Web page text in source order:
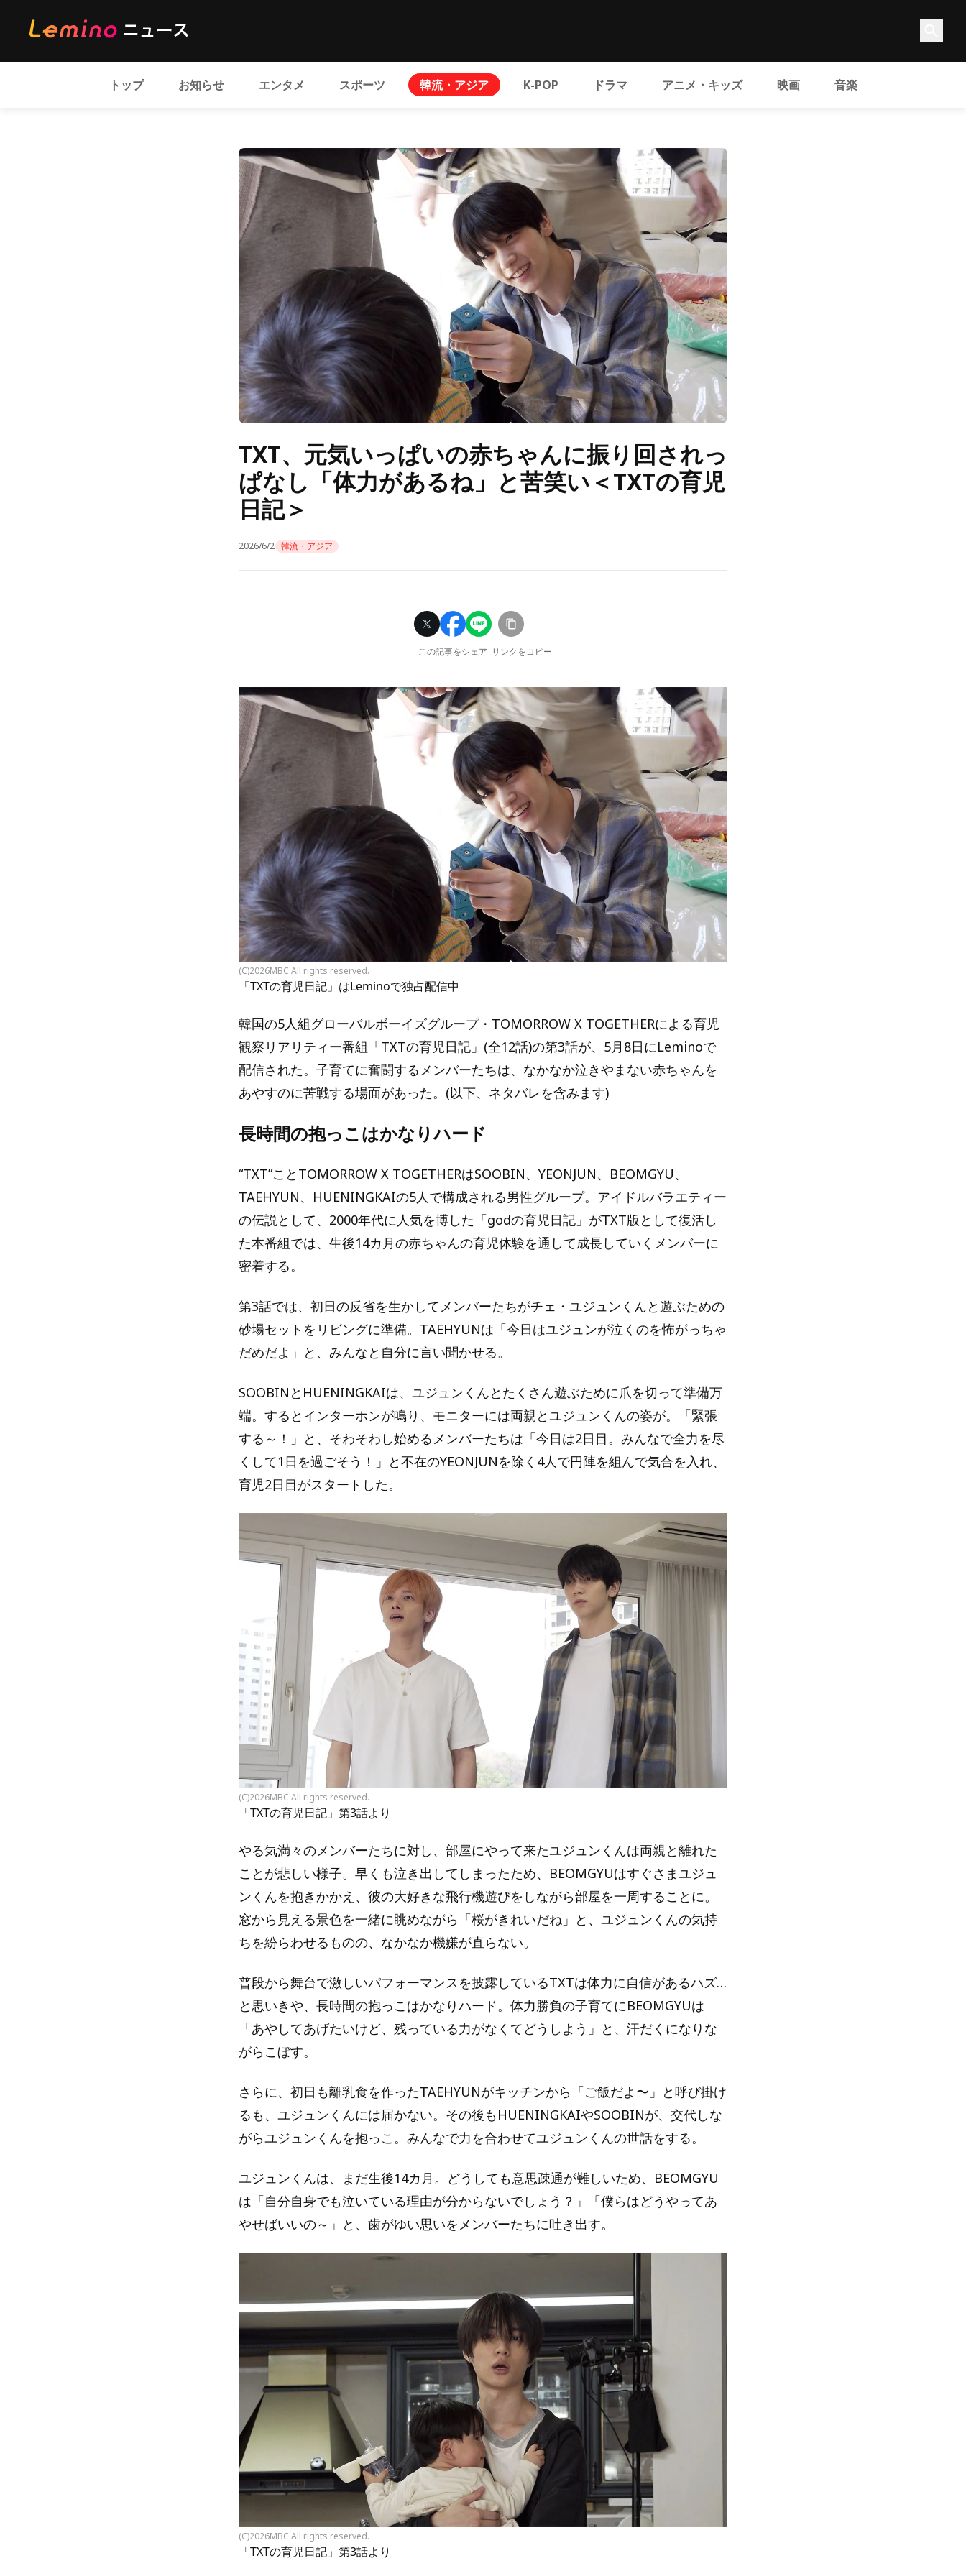
トップ お知らせ エンタメ スポーツ 韓流・アジア K-POP ドラマ アニメ・キッズ 映画 音楽
TXT、元気いっぱいの赤ちゃんに振り回されっ
ぱなし「体力があるね」と苦笑い＜TXTの育児
日記＞
2026/6/2 韓流・アジア
この記事をシェア リンクをコピー
(C)2026MBC All rights reserved.
「TXTの育児日記」はLeminoで独占配信中
韓国の5人組グローバルボーイズグループ・TOMORROW X TOGETHERによる育児
観察リアリティー番組「TXTの育児日記」(全12話)の第3話が、5月8日にLeminoで
配信された。子育てに奮闘するメンバーたちは、なかなか泣きやまない赤ちゃんを
あやすのに苦戦する場面があった。(以下、ネタバレを含みます)
長時間の抱っこはかなりハード
“TXT”ことTOMORROW X TOGETHERはSOOBIN、YEONJUN、BEOMGYU、
TAEHYUN、HUENINGKAIの5人で構成される男性グループ。アイドルバラエティー
の伝説として、2000年代に人気を博した「godの育児日記」がTXT版として復活し
た本番組では、生後14カ月の赤ちゃんの育児体験を通して成長していくメンバーに
密着する。
第3話では、初日の反省を生かしてメンバーたちがチェ・ユジュンくんと遊ぶための
砂場セットをリビングに準備。TAEHYUNは「今日はユジュンが泣くのを怖がっちゃ
だめだよ」と、みんなと自分に言い聞かせる。
SOOBINとHUENINGKAIは、ユジュンくんとたくさん遊ぶために爪を切って準備万
端。するとインターホンが鳴り、モニターには両親とユジュンくんの姿が。「緊張
する～！」と、そわそわし始めるメンバーたちは「今日は2日目。みんなで全力を尽
くして1日を過ごそう！」と不在のYEONJUNを除く4人で円陣を組んで気合を入れ、
育児2日目がスタートした。
(C)2026MBC All rights reserved.
「TXTの育児日記」第3話より
やる気満々のメンバーたちに対し、部屋にやって来たユジュンくんは両親と離れた
ことが悲しい様子。早くも泣き出してしまったため、BEOMGYUはすぐさまユジュ
ンくんを抱きかかえ、彼の大好きな飛行機遊びをしながら部屋を一周することに。
窓から見える景色を一緒に眺めながら「桜がきれいだね」と、ユジュンくんの気持
ちを紛らわせるものの、なかなか機嫌が直らない。
普段から舞台で激しいパフォーマンスを披露しているTXTは体力に自信があるハズ…
と思いきや、長時間の抱っこはかなりハード。体力勝負の子育てにBEOMGYUは
「あやしてあげたいけど、残っている力がなくてどうしよう」と、汗だくになりな
がらこぼす。
さらに、初日も離乳食を作ったTAEHYUNがキッチンから「ご飯だよ〜」と呼び掛け
るも、ユジュンくんには届かない。その後もHUENINGKAIやSOOBINが、交代しな
がらユジュンくんを抱っこ。みんなで力を合わせてユジュンくんの世話をする。
ユジュンくんは、まだ生後14カ月。どうしても意思疎通が難しいため、BEOMGYU
は「自分自身でも泣いている理由が分からないでしょう？」「僕らはどうやってあ
やせばいいの～」と、歯がゆい思いをメンバーたちに吐き出す。
(C)2026MBC All rights reserved.
「TXTの育児日記」第3話より